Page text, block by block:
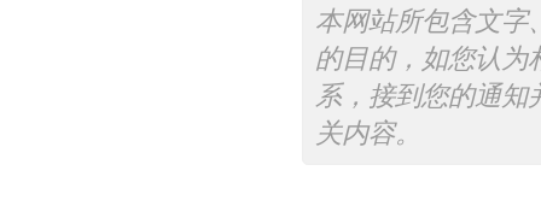
本网站所包含文字
的目的，如您认为
系，接到您的通知
关内容。